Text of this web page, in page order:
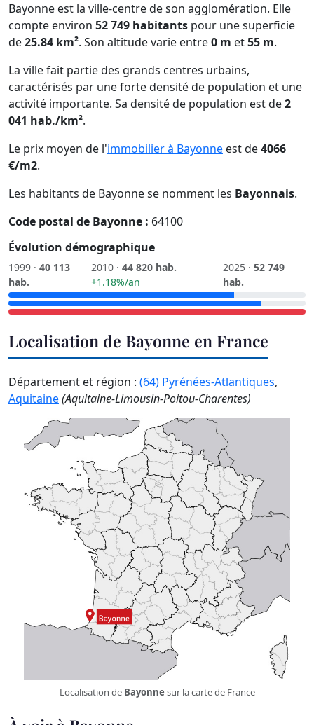
Bayonne est la ville-centre de son agglomération. Elle
compte environ 52 749 habitants pour une superficie
de25.84 km². Son altitude varie entre0 m et55 m.
La ville fait partie des grands centres urbains,
caractérisés par une forte densité de population et une
activité importante. Sa densité de population est de2
041 hab./km².
Le prix moyen de l'immobilier à Bayonne est de4066
€/m2.
Les habitants de Bayonne se nomment les Bayonnais.
Code postal de Bayonne : 64100
Évolution démographique
1999 · 40 113
hab.
2010 · 44 820 hab.
+1.18%/an
2025 ·52 749
hab.
Localisation de Bayonne en France
Département et région : (64) Pyrénées-Atlantiques,
Aquitaine(Aquitaine-Limousin-Poitou-Charentes)
Localisation de Bayonnesur la carte de France